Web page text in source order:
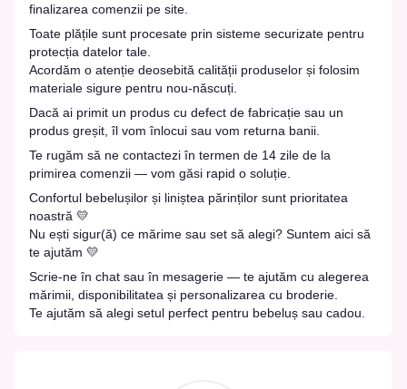
finalizarea comenzii pe site.
Toate plățile sunt procesate prin sisteme securizate pentru
protecția datelor tale.
Acordăm o atenție deosebită calității produselor și folosim
materiale sigure pentru nou-născuți.
Dacă ai primit un produs cu defect de fabricație sau un
produs greșit, îl vom înlocui sau vom returna banii.
Te rugăm să ne contactezi în termen de 14 zile de la
primirea comenzii — vom găsi rapid o soluție.
Confortul bebelușilor și liniștea părinților sunt prioritatea
noastră 💛
Nu ești sigur(ă) ce mărime sau set să alegi? Suntem aici să
te ajutăm 💛
Scrie-ne în chat sau în mesagerie — te ajutăm cu alegerea
mărimii, disponibilitatea și personalizarea cu broderie.
Te ajutăm să alegi setul perfect pentru bebeluș sau cadou.